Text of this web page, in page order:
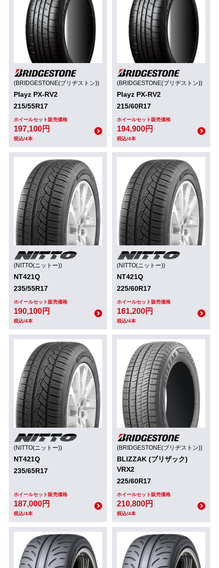
(BRIDGESTONE(ブリヂストン))
Playz PX-RV2
215/55R17
ホイールセット販売価格
197,100円
税込/4本
(BRIDGESTONE(ブリヂストン))
Playz PX-RV2
215/60R17
ホイールセット販売価格
194,900円
税込/4本
(NITTO(ニットー))
NT421Q
235/55R17
ホイールセット販売価格
190,100円
税込/4本
(NITTO(ニットー))
NT421Q
225/60R17
ホイールセット販売価格
161,200円
税込/4本
(NITTO(ニットー))
NT421Q
235/65R17
ホイールセット販売価格
187,000円
税込/4本
(BRIDGESTONE(ブリヂストン))
BLIZZAK (ブリザック)
VRX2
225/60R17
ホイールセット販売価格
210,800円
税込/4本